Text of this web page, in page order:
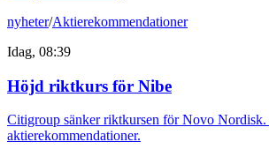
nyheter/Aktierekommendationer
Idag, 08:39
Höjd riktkurs för Nibe
Citigroup sänker riktkursen för Novo Nordisk.
aktierekommendationer.